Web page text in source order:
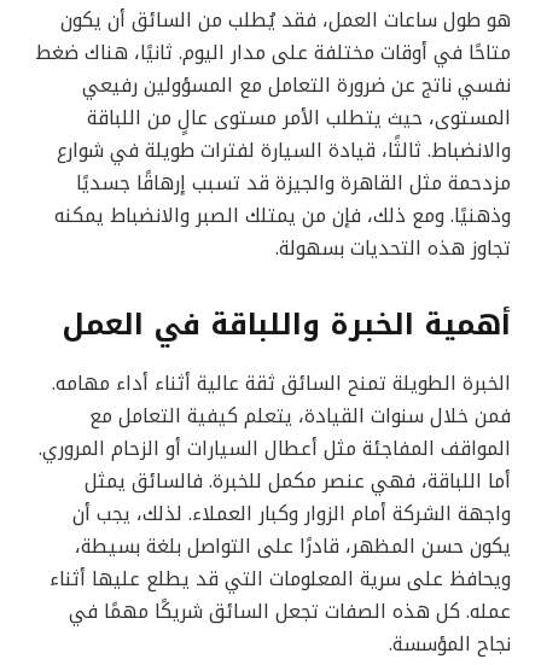
هو طول ساعات العمل، فقد يُطلب من السائق أن يكون
متاحًا في أوقات مختلفة على مدار اليوم. ثانيًا، هناك ضغط
نفسي ناتج عن ضرورة التعامل مع المسؤولين رفيعي
المستوى، حيث يتطلب الأمر مستوى عالٍ من اللباقة
والانضباط. ثالثًا، قيادة السيارة لفترات طويلة في شوارع
مزدحمة مثل القاهرة والجيزة قد تسبب إرهاقًا جسديًا
وذهنيًا. ومع ذلك، فإن من يمتلك الصبر والانضباط يمكنه
تجاوز هذه التحديات بسهولة.
أهمية الخبرة واللباقة في العمل
الخبرة الطويلة تمنح السائق ثقة عالية أثناء أداء مهامه.
فمن خلال سنوات القيادة، يتعلم كيفية التعامل مع
المواقف المفاجئة مثل أعطال السيارات أو الزحام المروري.
أما اللباقة، فهي عنصر مكمل للخبرة. فالسائق يمثل
واجهة الشركة أمام الزوار وكبار العملاء. لذلك، يجب أن
يكون حسن المظهر، قادرًا على التواصل بلغة بسيطة،
ويحافظ على سرية المعلومات التي قد يطلع عليها أثناء
عمله. كل هذه الصفات تجعل السائق شريكًا مهمًا في
نجاح المؤسسة.